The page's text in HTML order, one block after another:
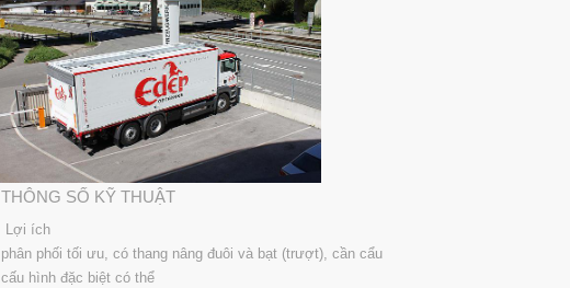
THÔNG SỐ KỸ THUẬT
Lợi ích
phân phối tối ưu, có thang nâng đuôi và bạt (trượt), cần cẩu
cấu hình đặc biệt có thể